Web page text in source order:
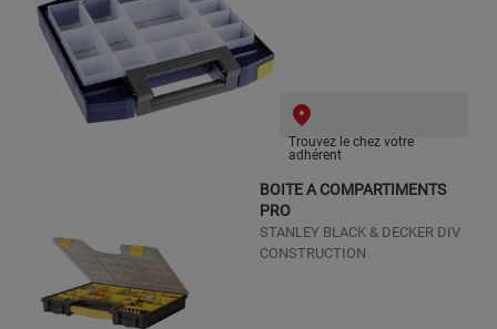
Trouvez le chez votre
adhérent
BOITE A COMPARTIMENTS
PRO
STANLEY BLACK & DECKER DIV
CONSTRUCTION